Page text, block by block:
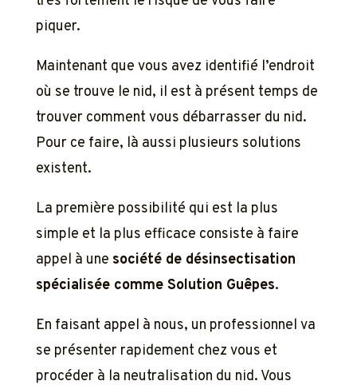
piquer.
Maintenant que vous avez identifié l’endroit
où se trouve le nid, il est à présent temps de
trouver comment vous débarrasser du nid.
Pour ce faire, là aussi plusieurs solutions
existent.
La première possibilité qui est la plus
simple et la plus efficace consiste à faire
appel à une société de désinsectisation
spécialisée comme Solution Guêpes.
En faisant appel à nous, un professionnel va
se présenter rapidement chez vous et
procéder à la neutralisation du nid. Vous